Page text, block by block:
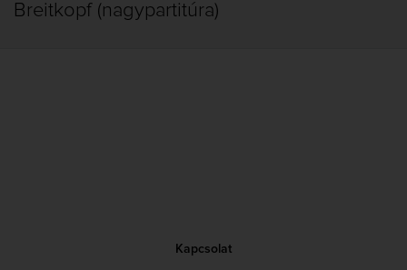
Breitkopf (nagypartitúra)
Kapcsolat